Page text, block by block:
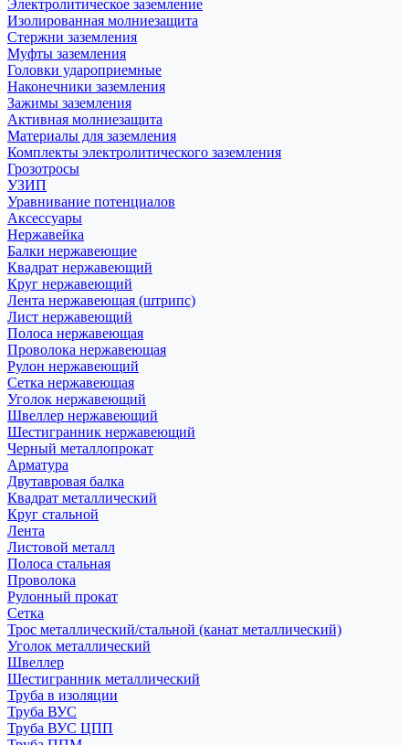
Электролитическое заземление
Изолированная молниезащита
Стержни заземления
Муфты заземления
Головки удароприемные
Наконечники заземления
Зажимы заземления
Активная молниезащита
Материалы для заземления
Комплекты электролитического заземления
Грозотросы
УЗИП
Уравнивание потенциалов
Аксессуары
Нержавейка
Балки нержавеющие
Квадрат нержавеющий
Круг нержавеющий
Лента нержавеющая (штрипс)
Лист нержавеющий
Полоса нержавеющая
Проволока нержавеющая
Рулон нержавеющий
Сетка нержавеющая
Уголок нержавеющий
Швеллер нержавеющий
Шестигранник нержавеющий
Черный металлопрокат
Арматура
Двутавровая балка
Квадрат металлический
Круг стальной
Лента
Листовой металл
Полоса стальная
Проволока
Рулонный прокат
Сетка
Трос металлический/стальной (канат металлический)
Уголок металлический
Швеллер
Шестигранник металлический
Труба в изоляции
Труба ВУС
Труба ВУС ЦПП